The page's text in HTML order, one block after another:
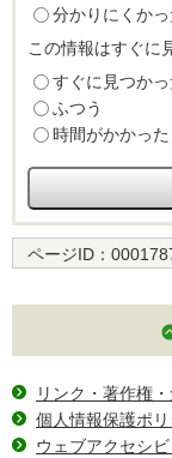
分かりにくかっ
この情報はすぐに
すぐに見つかっ
ふつう
時間がかかった
ページID：
リンク・著作権
個人情報保護ポ
ウェブアクセシビ